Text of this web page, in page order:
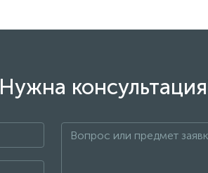
Нужна